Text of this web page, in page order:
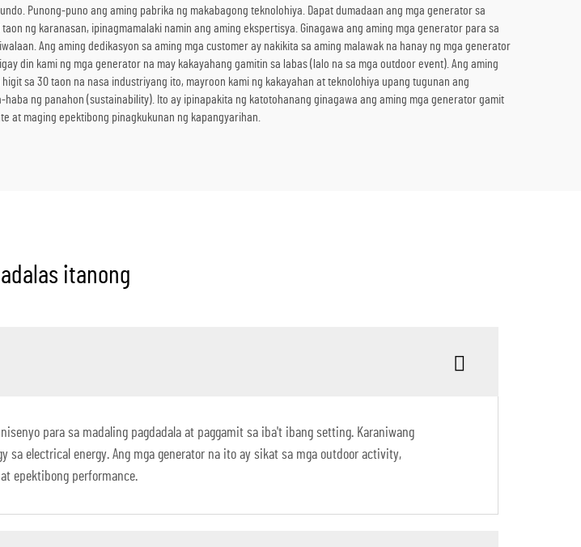
Punong-puno ang aming pabrika ng makabagong teknolohiya. Dapat dumadaan ang mga generator sa
ng karanasan, ipinagmamalaki namin ang aming ekspertisya. Ginagawa ang aming mga generator para sa
Ang aming dedikasyon sa aming mga customer ay nakikita sa aming malawak na hanay ng mga generator
din kami ng mga generator na may kakayahang gamitin sa labas (lalo na sa mga outdoor event). Ang aming
sa 30 taon na nasa industriyang ito, mayroon kami ng kakayahan at teknolohiya upang tugunan ang
ng panahon (sustainability). Ito ay ipinapakita ng katotohanang ginagawa ang aming mga generator gamit
at maging epektibong pinagkukunan ng kapangyarihan.
itanong
para sa madaling pagdadala at paggamit sa iba't ibang setting. Karaniwang
sa electrical energy. Ang mga generator na ito ay sikat sa mga outdoor activity,
epektibong performance.